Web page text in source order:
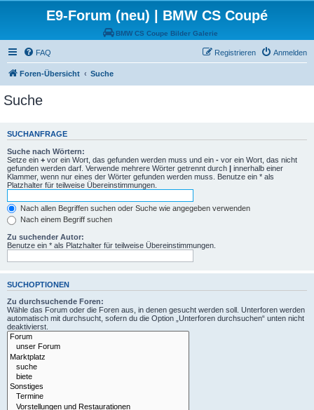
E9-Forum (neu) | BMW CS Coupé
BMW CS Coupe Bilder Galerie
FAQ Anmelden
Registrieren
Foren-Übersicht Suche
Suche
SUCHANFRAGE
Suche nach Wörtern:
Setze ein + vor ein Wort, das gefunden werden muss und ein - vor ein Wort, das nicht
gefunden werden darf. Verwende mehrere Wörter getrennt durch | innerhalb einer
Klammer, wenn nur eines der Wörter gefunden werden muss. Benutze ein * als
Platzhalter für teilweise Übereinstimmungen.
Nach allen Begriffen suchen oder Suche wie angegeben verwenden
Nach einem Begriff suchen
Zu suchender Autor:
Benutze ein * als Platzhalter für teilweise Übereinstimmungen.
SUCHOPTIONEN
Zu durchsuchende Foren:
Wähle das Forum oder die Foren aus, in denen gesucht werden soll. Unterforen werden
automatisch mit durchsucht, sofern du die Option „Unterforen durchsuchen“ unten nicht
deaktivierst.